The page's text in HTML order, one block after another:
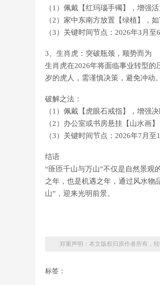
（1）佩戴【红玛瑙手镯】，增强
（2）家中东南方放置【绿植】，
（3）关键时间节点：2026年3月至
3、生肖虎：突破瓶颈，顺势而为
生肖虎在2026年将面临事业转型的
岁的虎人，需谨慎决策，避免冲动。
破解之法：
（1）佩戴【虎眼石戒指】，增强
（2）办公室或书房悬挂【山水画
（3）关键时间节点：2026年7月至
结语
“匼匝千山与万山”不仅是自然景观
之年，也是机遇之年，通过风水物
山”，迎来光明前景。
郑重声明：本文版权归原作者所有，
标签：